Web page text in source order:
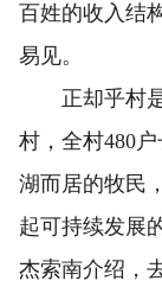
百姓的收入结
易见。
正却乎村是
村，全村480
湖而居的牧民
起可持续发展
杰索南介绍，